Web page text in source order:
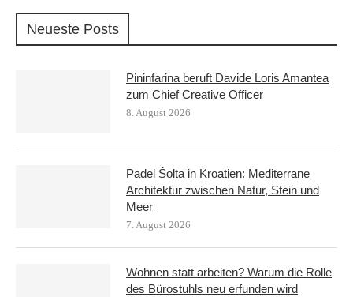
Neueste Posts
Pininfarina beruft Davide Loris Amantea
zum Chief Creative Officer
8. August 2026
Padel Šolta in Kroatien: Mediterrane
Architektur zwischen Natur, Stein und
Meer
7. August 2026
Wohnen statt arbeiten? Warum die Rolle
des Bürostuhls neu erfunden wird